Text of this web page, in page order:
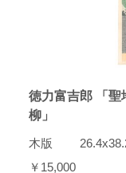
徳力富吉郎 「
柳」
木版
￥15,000